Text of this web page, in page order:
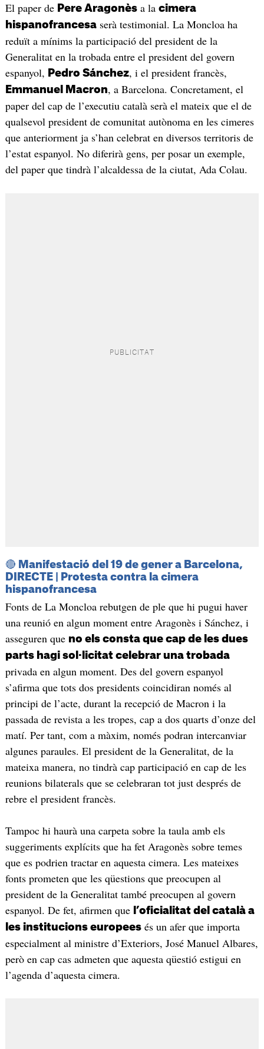
El paper de Pere Aragonèsa la cimera
hispanofrancesaserà testimonial. La Moncloa ha
reduït a mínims la participació del president de la
Generalitat en la trobada entre el president del govern
espanyol, Pedro Sánchez, i el president francès,
Emmanuel Macron, a Barcelona. Concretament, el
paper del cap de l’executiu català serà el mateix que el de
qualsevol president de comunitat autònoma en les cimeres
que anteriorment ja s’han celebrat en diversos territoris de
l’estat espanyol. No diferirà gens, per posar un exemple,
del paper que tindrà l’alcaldessa de la ciutat, Ada Colau.
🔴 Manifestació del 19 de gener a Barcelona,
DIRECTE | Protesta contra la cimera
hispanofrancesa
Fonts de La Moncloa rebutgen de ple que hi pugui haver
una reunió en algun moment entre Aragonès i Sánchez, i
asseguren que no els consta que cap de les dues
parts hagi sol·licitat celebrar una trobada
privada en algun moment. Des del govern espanyol
s’afirma que tots dos presidents coincidiran només al
principi de l’acte, durant la recepció de Macron i la
passada de revista a les tropes, cap a dos quarts d’onze del
matí. Per tant, com a màxim, només podran intercanviar
algunes paraules. El president de la Generalitat, de la
mateixa manera, no tindrà cap participació en cap de les
reunions bilaterals que se celebraran tot just després de
rebre el president francès.
Tampoc hi haurà una carpeta sobre la taula amb els
suggeriments explícits que ha fet Aragonès sobre temes
que es podrien tractar en aquesta cimera. Les mateixes
fonts prometen que les qüestions que preocupen al
president de la Generalitat també preocupen al govern
espanyol. De fet, afirmen que l’oficialitat del català a
les institucions europeesés un afer que importa
especialment al ministre d’Exteriors, José Manuel Albares,
però en cap cas admeten que aquesta qüestió estigui en
l’agenda d’aquesta cimera.